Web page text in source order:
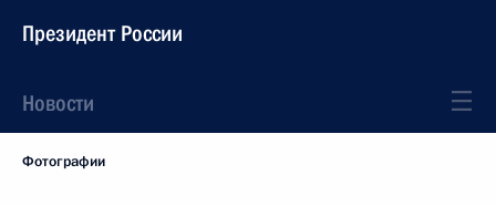
Президент России
Новости
Фотографии